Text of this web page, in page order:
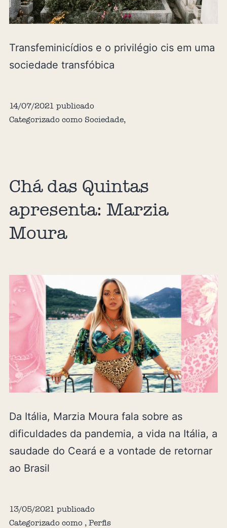
Transfeminicídios e o privilégio cis em uma
sociedade transfóbica
14/07/2021 publicado
Categorizado como Sociedade,
Chá das Quintas
apresenta: Marzia
Moura
Da Itália, Marzia Moura fala sobre as
dificuldades da pandemia, a vida na Itália, a
saudade do Ceará e a vontade de retornar
ao Brasil
13/05/2021 publicado
Categorizado como , Perfis